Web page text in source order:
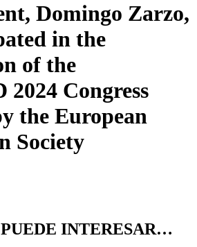
Domingo Zarzo,
in the
of the
Congress
the European
Society
INTERESAR…